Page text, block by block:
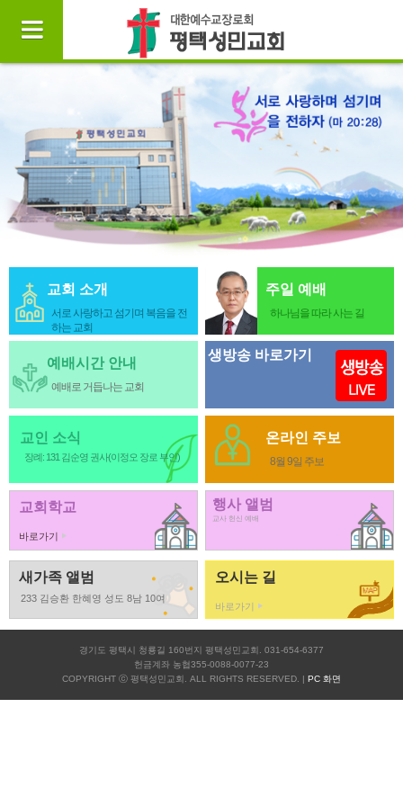
교회 소개
서로 사랑하고 섬기며 복음을 전
하는 교회
주일 예배
하나님을 따라 사는 길
예배시간 안내
예배로 거듭나는 교회
생방송 바로가기
교인 소식
장례: 131 김순영 권사(이정오 장로 부인)
온라인 주보
8월 9일 주보
교회학교
바로가기
행사 앨범
교사 헌신 예배
새가족 앨범
233 김승환 한혜영 성도 8남 10여
오시는 길
바로가기
경기도 평택시 청룡길 160번지 평택성민교회. 031-654-6377
헌금계좌 농협355-0088-0077-23
COPYRIGHT ⓒ 평택성민교회. ALL RIGHTS RESERVED. | PC 화면